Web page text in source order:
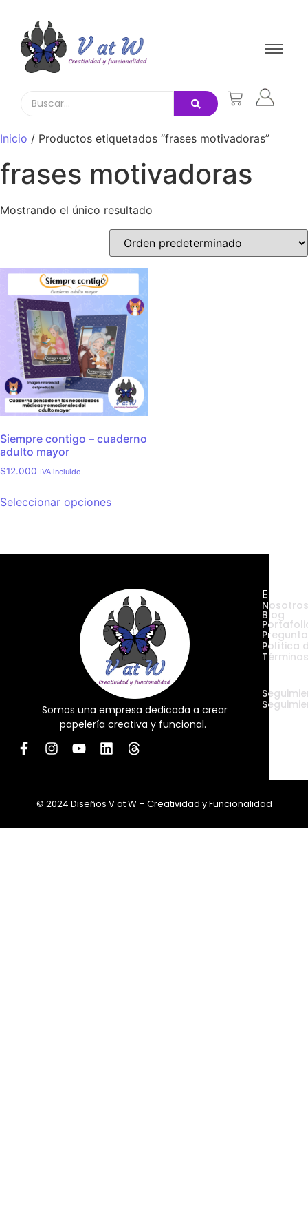
Inicio / Productos etiquetados “frases motivadoras”
frases motivadoras
Mostrando el único resultado
Siempre contigo – cuaderno
adulto mayor
$12.000 IVA incluido
Seleccionar opciones
Somos una empresa dedicada a crear
papelería creativa y funcional.
Nosotros
Blog
Política
© 2024 Diseños V at W – Creatividad y Funcionalidad